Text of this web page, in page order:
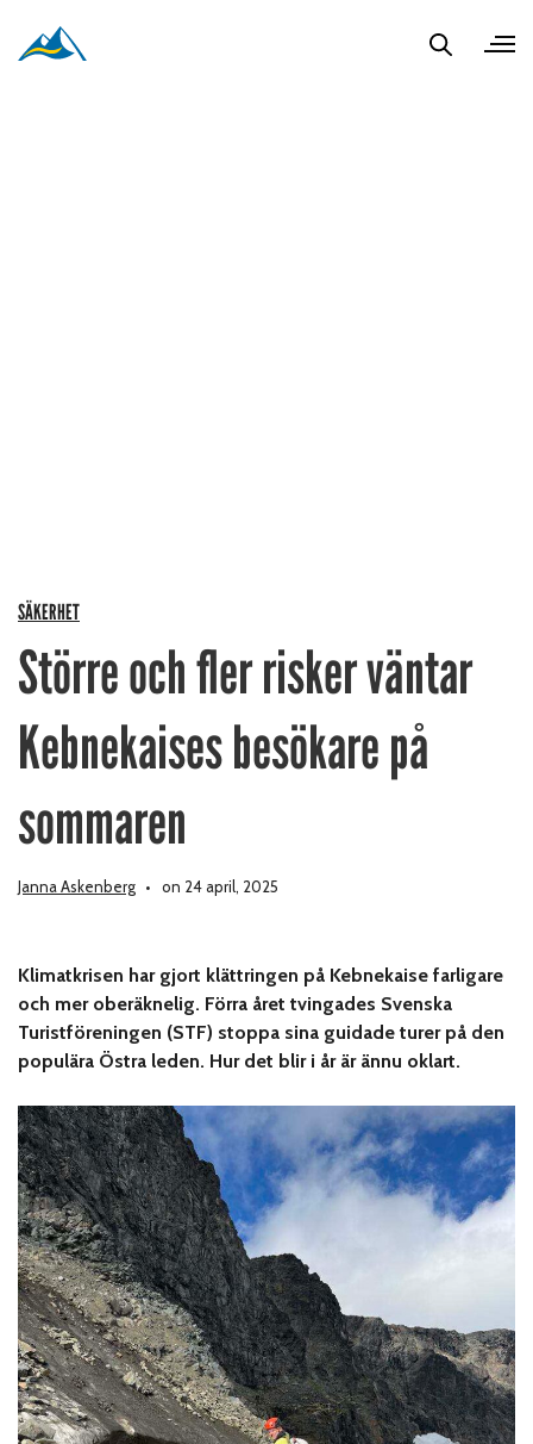
SÄKERHET
Större och fler risker väntar
Kebnekaises besökare på
sommaren
Janna Askenberg on 24 april, 2025
Klimatkrisen har gjort klättringen på Kebnekaise farligare
och mer oberäknelig. Förra året tvingades Svenska
Turistföreningen (STF) stoppa sina guidade turer på den
populära Östra leden. Hur det blir i år är ännu oklart.